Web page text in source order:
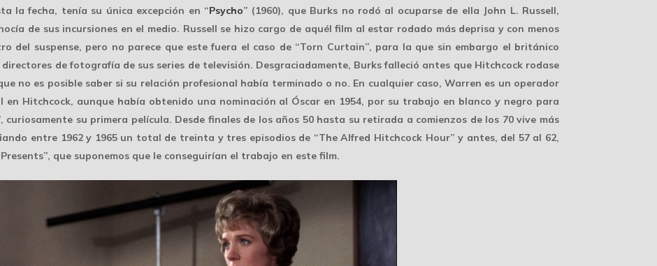
la fecha, tenía su única excepción en “Psycho” (1960), que Burks no rodó al ocuparse de ella John L. Russell,
de sus incursiones en el medio. Russell se hizo cargo de aquél film al estar rodado más deprisa y con menos
del suspense, pero no parece que este fuera el caso de “Torn Curtain”, para la que sin embargo el británico
de fotografía de sus series de televisión. Desgraciadamente, Burks falleció antes que Hitchcock rodase
no es posible saber si su relación profesional había terminado o no. En cualquier caso, Warren es un operador
en Hitchcock, aunque había obtenido una nominación al Óscar en 1954, por su trabajo en blanco y negro para
curiosamente su primera película. Desde finales de los años 50 hasta su retirada a comienzos de los 70 vive más
entre 1962 y 1965 un total de treinta y tres episodios de “The Alfred Hitchcock Hour” y antes, del 57 al 62,
que suponemos que le conseguirían el trabajo en este film.